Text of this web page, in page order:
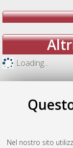
Nel nostro sito
Loading...